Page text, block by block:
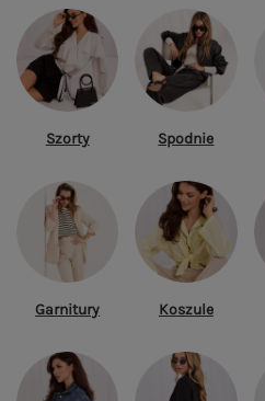
Szorty Spodnie
Garnitury Koszule